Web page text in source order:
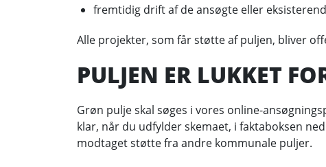
fremtidig drift af de ansøgte eller
Alle projekter, som får støtte af puljen, bliver
PULJEN ER LUKKET
Grøn pulje skal søges i vores online-
klar, når du udfylder skemaet, i faktaboksen
modtaget støtte fra andre kommunale puljer.